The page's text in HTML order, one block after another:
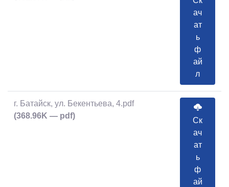
ач
ат
ь
ф
ай
л
г. Батайск, ул. Бекентьева, 4.pdf
(368.96K — pdf)
Ск
ач
ат
ь
ф
ай